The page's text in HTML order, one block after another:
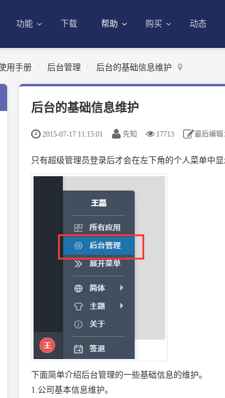
功能 下载 帮助 购买 动态
用手册 后台管理 后台的基础信息维护
后台的基础信息维护
2015-07-17 11:15:01 先知 17713 最后编辑
只有超级管理员登录后才会在左下角的个人菜单中
下面简单介绍后台管理的一些基础信息的维护。
1.公司基本信息维护。